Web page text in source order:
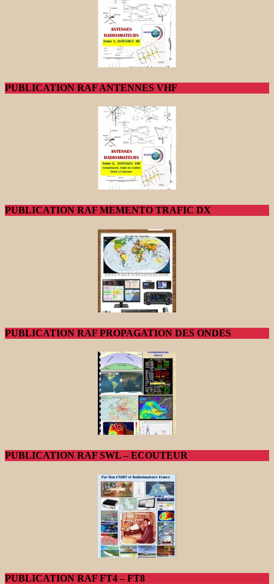
PUBLICATION RAF ANTENNES VHF
PUBLICATION RAF MEMENTO TRAFIC DX
PUBLICATION RAF PROPAGATION DES ONDES
PUBLICATION RAF SWL – ECOUTEUR
PUBLICATION RAF FT4 – FT8